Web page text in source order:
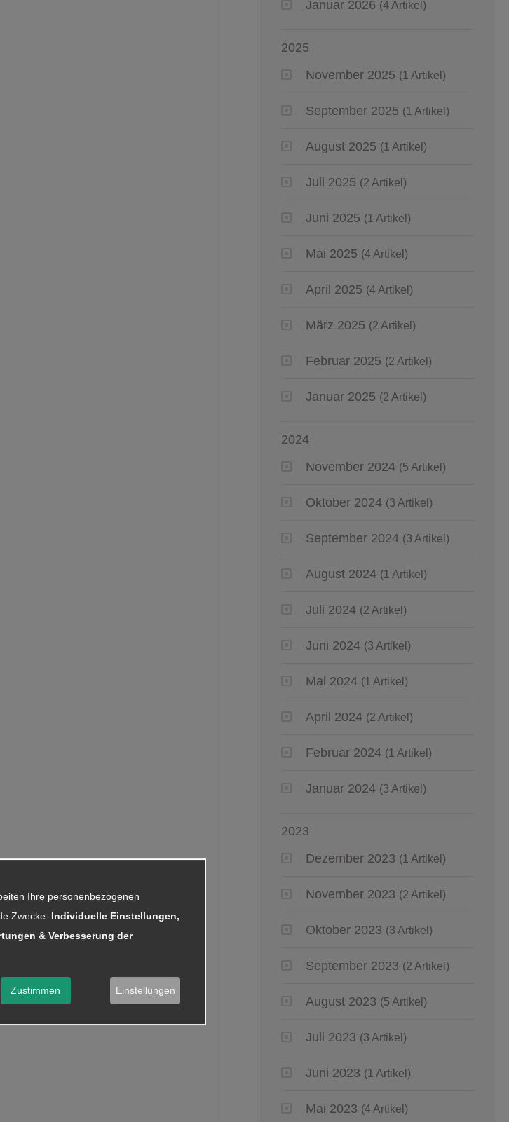
Januar 2026 (4 Artikel)
2025
November 2025 (1 Artikel)
September 2025 (1 Artikel)
August 2025 (1 Artikel)
Juli 2025 (2 Artikel)
Juni 2025 (1 Artikel)
Mai 2025 (4 Artikel)
April 2025 (4 Artikel)
März 2025 (2 Artikel)
Februar 2025 (2 Artikel)
Januar 2025 (2 Artikel)
2024
November 2024 (5 Artikel)
Oktober 2024 (3 Artikel)
September 2024 (3 Artikel)
August 2024 (1 Artikel)
Juli 2024 (2 Artikel)
Juni 2024 (3 Artikel)
Mai 2024 (1 Artikel)
April 2024 (2 Artikel)
Februar 2024 (1 Artikel)
Januar 2024 (3 Artikel)
2023
Dezember 2023 (1 Artikel)
November 2023 (2 Artikel)
Oktober 2023 (3 Artikel)
September 2023 (2 Artikel)
August 2023 (5 Artikel)
Juli 2023 (3 Artikel)
Juni 2023 (1 Artikel)
Mai 2023 (4 Artikel)
Ihre personenbezogenen
Zwecke: Individuelle Einstellungen,
& Verbesserung der
Zustimmen Einstellungen